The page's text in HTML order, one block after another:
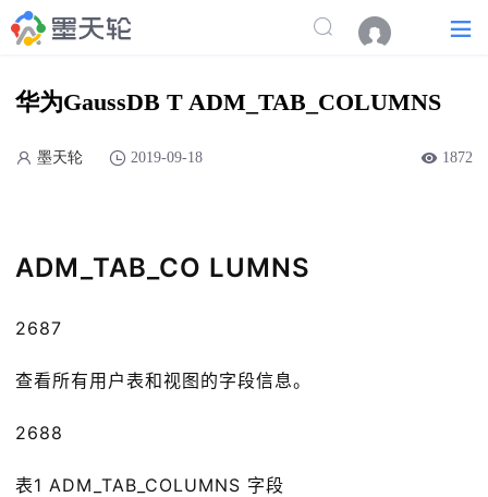
华为GaussDB T ADM_TAB_COLUMNS
墨天轮 2019-09-18 1872
ADM_TAB_CO LUMNS
2687
查看所有用户表和视图的字段信息。
2688
表1 ADM_TAB_COLUMNS 字段